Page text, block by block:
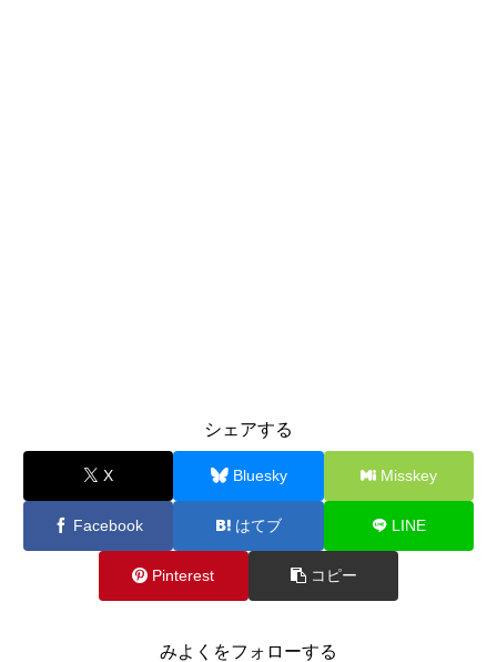
シェアする
X Bluesky Misskey
Facebook はてブ LINE
Pinterest コピー
みよくをフォローする